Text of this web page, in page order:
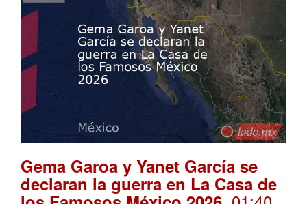
Gema Garoa y Yanet García se
declaran la guerra en La Casa de